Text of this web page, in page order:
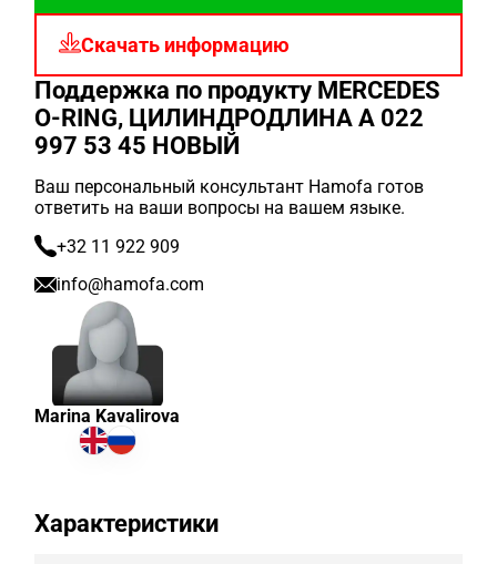
Скачать информацию
Поддержка по продукту MERCEDES
O-RING, ЦИЛИНДРОДЛИНА A 022
997 53 45 НОВЫЙ
Ваш персональный консультант Hamofa готов
ответить на ваши вопросы на вашем языке.
+32 11 922 909
info@hamofa.com
Marina Kavalirova
Характеристики